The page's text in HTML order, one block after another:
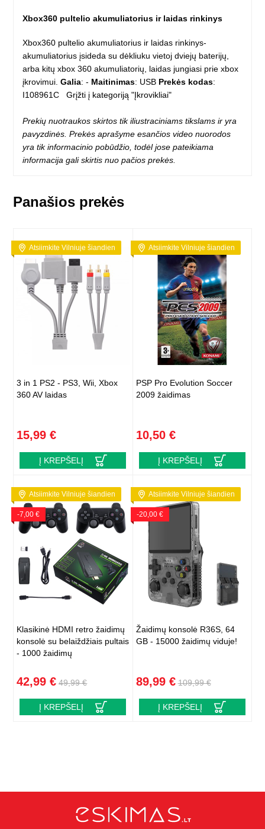
Xbox360 pultelio akumuliatorius ir laidas rinkinys
Xbox360 pultelio akumuliatorius ir laidas rinkinys-
akumuliatorius įsideda su dėkliuku vietoj dviejų baterijų,
arba kitų xbox 360 akumuliatorių, laidas jungiasi prie xbox
įkrovimui.Galia: - Maitinimas: USB Prekės kodas:
I108961CGrįžti į kategoriją "Įkrovikliai"
Prekių nuotraukos skirtos tik iliustraciniams tikslams ir yra
pavyzdinės. Prekės aprašyme esančios video nuorodos
yra tik informacinio pobūdžio, todėl jose pateikiama
informacija gali skirtis nuo pačios prekės.
Panašios prekės
Atsiimkite Vilniuje šiandien
3 in 1 PS2 - PS3, Wii, Xbox
360 AV laidas
15,99 €
Į KREPŠELĮ
Atsiimkite Vilniuje šiandien
PSP Pro Evolution Soccer
2009 žaidimas
10,50 €
Į KREPŠELĮ
Atsiimkite Vilniuje šiandien
-7,00 €
Klasikinė HDMI retro žaidimų
konsolė su belaiždžiais pultais
- 1000 žaidimų
42,99 € 49,99 €
Į KREPŠELĮ
Atsiimkite Vilniuje šiandien
-20,00 €
Žaidimų konsolė R36S, 64
GB - 15000 žaidimų viduje!
89,99 € 109,99 €
Į KREPŠELĮ